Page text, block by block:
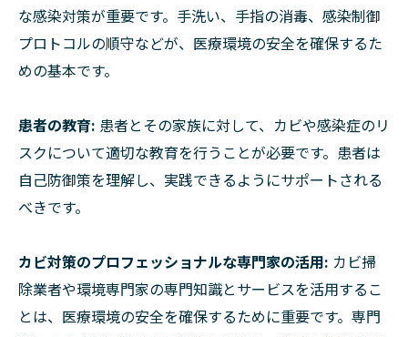
な感染対策が重要です。手洗い、手指の消毒、感染制御
プロトコルの順守などが、医療環境の安全を確保するた
めの基本です。
患者の教育: 患者とその家族に対して、カビや感染症のリ
スクについて適切な教育を行うことが必要です。患者は
自己防御策を理解し、実践できるようにサポートされる
べきです。
カビ対策のプロフェッショナルな専門家の活用: カビ掃
除業者や環境専門家の専門知識とサービスを活用するこ
とは、医療環境の安全を確保するために重要です。専門